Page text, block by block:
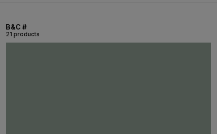
B&C #
21 products